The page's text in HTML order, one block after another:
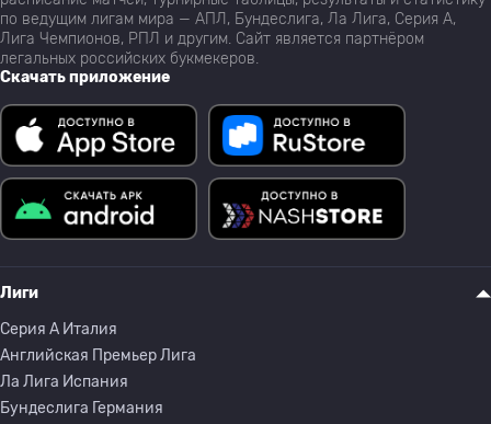
по ведущим лигам мира — АПЛ, Бундеслига, Ла Лига, Серия А,
Лига Чемпионов, РПЛ и другим. Сайт является партнёром
легальных российских букмекеров.
Скачать приложение
Лиги
Серия A Италия
Английская Премьер Лига
Ла Лига Испания
Бундеслига Германия